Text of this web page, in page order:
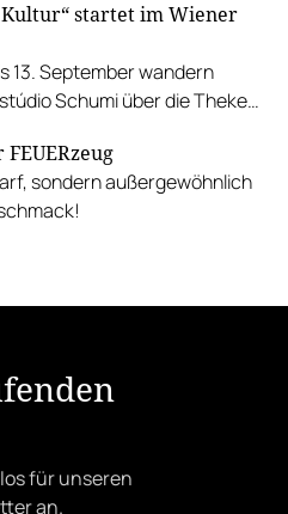
Kultur“ startet im Wiener
13. September wandern
Schumi über die Theke
sondern außergewöhnlich
für unseren
an.